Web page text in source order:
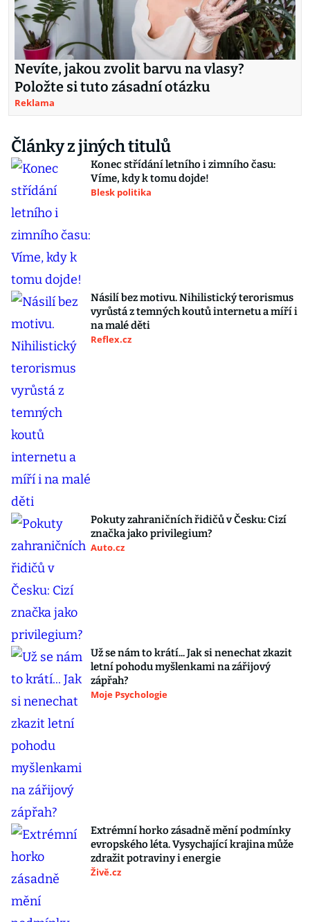
Nevíte, jakou zvolit barvu na vlasy?
Položte si tuto zásadní otázku
Reklama
Články z jiných titulů
Konec střídání letního i zimního času:
Víme, kdy k tomu dojde!
Blesk politika
Násilí bez motivu. Nihilistický terorismus
vyrůstá z temných koutů internetu a míří i
na malé děti
Reflex.cz
Pokuty zahraničních řidičů v Česku: Cizí
značka jako privilegium?
Auto.cz
Už se nám to krátí... Jak si nenechat zkazit
letní pohodu myšlenkami na zářijový
zápřah?
Moje Psychologie
Extrémní horko zásadně mění podmínky
evropského léta. Vysychající krajina může
zdražit potraviny i energie
Živě.cz